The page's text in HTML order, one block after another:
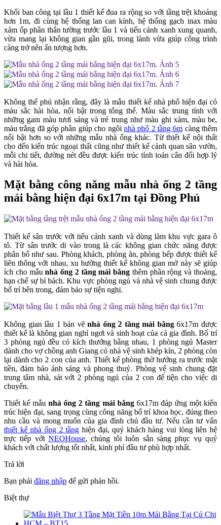
Khối ban công tại lầu 1 thiết kế đua ra rộng so với tầng trệt khoảng
hơn 1m, đi cùng hệ thống lan can kính, hệ thống gạch inax màu
xám ốp phần thân tường trước lầu 1 và tiểu cảnh xanh xung quanh,
vừa mang lại không gian gần gũi, trong lành vừa giúp công trình
càng trở nên ấn tượng hơn.
Không thể phủ nhận rằng, đây là mẫu thiết kế nhà phố hiện đại có
màu sắc hài hòa, nổi bật trong tổng thể. Màu sắc trung tính với
những gam màu tươi sáng và trẻ trung như màu ghi xám, màu be,
màu trắng đã góp phần giúp cho ngôi nhà phố 2 tầng 6m càng thêm
nổi bật hơn so với những mẫu nhà ống khác. Từ thiết kế nội thất
cho đến kiến trúc ngoại thất cũng như thiết kế cảnh quan sân vườn,
mỗi chi tiết, đường nét đều được kiến trúc tính toán cân đối hợp lý
và hài hòa.
Mặt bằng công năng mẫu nhà ống 2 tầng
mái bằng hiện đại 6x17m tại Đồng Phú
Thiết kế sân trước với tiểu cảnh xanh và dùng làm khu vực gara ô
tô. Từ sân trước di vào trong là các không gian chức năng được
phân bổ như sau. Phòng khách, phòng ăn, phòng bếp được thiết kế
liên thông với nhau, xu hướng thiết kế không gian mở này sẽ giúp
ích cho mẫunhà ống 2 tầng mái bằng thêm phần rộng và thoáng,
hạn chế sự bí bách. Khu vực phòng ngủ và nhà vệ sinh chung được
bố trí bên trong, đảm bảo sự tiện nghi.
Không gian lầu 1 bản vẽnhà ống 2 tầng mái bằng6x17m được
thiết kế là không gian nghỉ ngơi và sinh hoạt của cả gia đình. Bố trí
3 phòng ngủ đều có kích thướng bằng nhau, 1 phòng ngủ Master
dành cho vợ chồng anh Giang có nhà vệ sinh khép kín, 2 phòng còn
lại dành cho 2 con của anh. Thiết kế phòng thờ hướng ra trước mặt
tiền, đảm bảo ánh sáng và phong thuỷ. Phòng vệ sinh chung đặt
trung tâm nhà, sát với 2 phòng ngủ của 2 con để tiện cho việc di
chuyển.
Thiết kế mẫunhà ống 2 tầng mái bằng6x17m đáp ứng một kiến
trúc hiện đại, sang trọng cùng công năng bố trí khoa học, đúng theo
nhu cầu và mong muốn của gia đình chủ đầu tư. Nếu cần tư vấn
thiết kế nhà ống 2 tầng hiện đại, quý khách hàng vui lòng liên hệ
trực tiếp vớiNEOHouse, chúng tôi luôn sẵn sàng phục vụ quý
khách với chất lượng tốt nhất, kinh phí đầu tư phù hợp nhất.
Trả lời
Bạn phải đăng nhập để gửi phản hồi.
Biệt thự